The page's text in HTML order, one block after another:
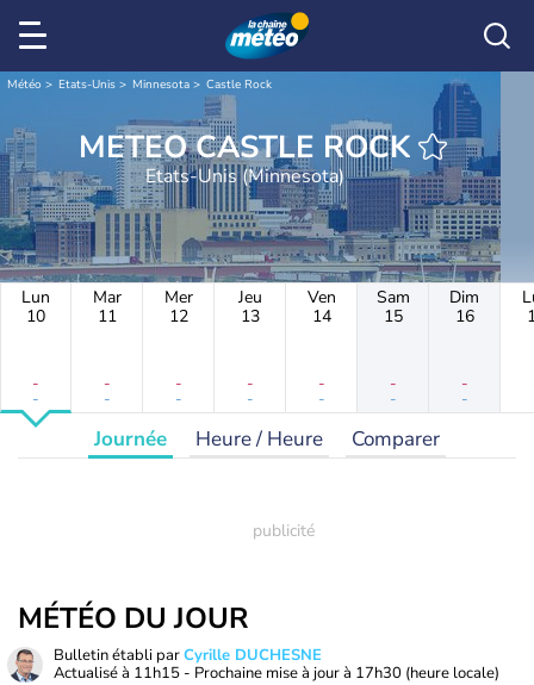
Météo Etats-Unis Minnesota Castle Rock
METEO CASTLE ROCK
Etats-Unis (Minnesota)
Lun
10
-
-
Mar
11
-
-
Mer
12
-
-
Jeu
13
-
-
Ven
14
-
-
Sam
15
-
-
Dim
16
-
-
Journée Heure / Heure Comparer
MÉTÉO DU JOUR
Bulletin établi parCyrille DUCHESNE
Actualisé à 11h15 - Prochaine mise à jour à 17h30 (heure locale)